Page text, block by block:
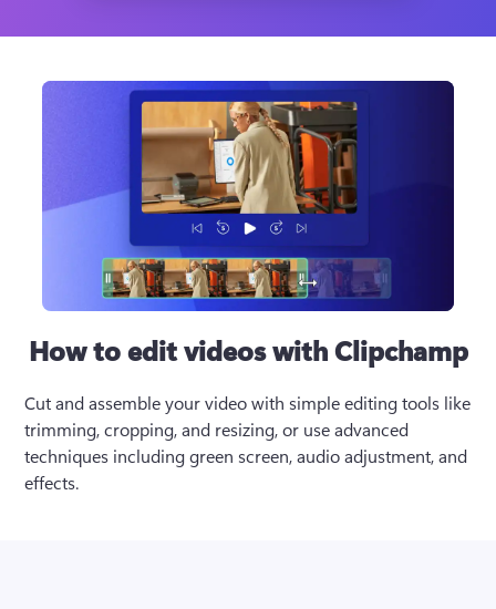
How to edit videos with Clipchamp
Cut and assemble your video with simple editing tools like
trimming, cropping, and resizing, or use advanced
techniques including green screen, audio adjustment, and
effects.